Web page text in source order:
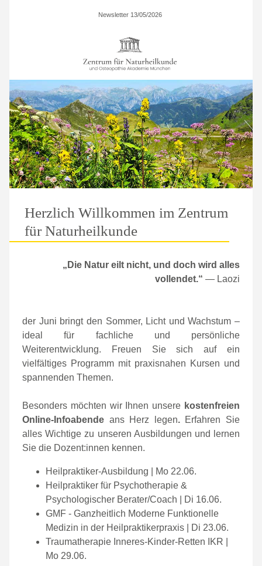
Newsletter 13/05/2026
Herzlich Willkommen im Zentrum
für Naturheilkunde
„Die Natur eilt nicht, und doch wird alles
vollendet.“ — Laozi
der Juni bringt den Sommer, Licht und Wachstum –
ideal für fachliche und persönliche
Weiterentwicklung.
Freuen Sie sich auf ein
vielfältiges Programm mit praxisnahen Kursen und
spannenden Themen.
Besonders möchten wir Ihnen unsere kostenfreien
Online-Infoabende ans Herz legen. Erfahren Sie
alles Wichtige zu unseren Ausbildungen und lernen
Sie die Dozent:innen kennen.
Heilpraktiker-Ausbildung | Mo 22.06.
Heilpraktiker für Psychotherapie &
Psychologischer Berater/Coach | Di 16.06.
GMF - Ganzheitlich Moderne Funktionelle
Medizin in der Heilpraktikerpraxis | Di 23.06.
Traumatherapie Inneres-Kinder-Retten IKR |
Mo 29.06.